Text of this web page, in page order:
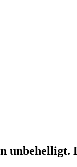
unbehelligt.